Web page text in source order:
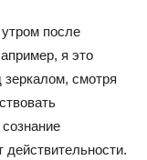
после
я это
смотря
действительности.